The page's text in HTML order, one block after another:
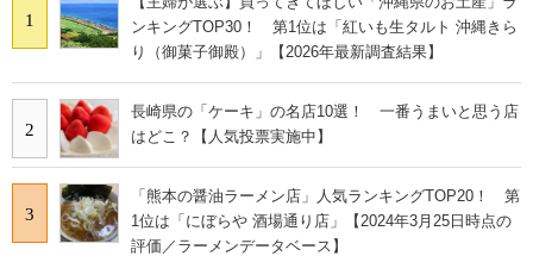
1
ンキングTOP30！ 第1位は「紅いも生タルト 沖縄きら
り（御菓子御殿）」【2026年最新調査結果】
2
長崎県の「ケーキ」の名店10選！ 一番うまいと思う店
はどこ？【人気投票実施中】
3
「熊本の醤油ラーメン店」人気ランキングTOP20！ 第
1位は「にぼらや 酒場通り店」【2024年3月25日時点の
評価／ラーメンデータベース】